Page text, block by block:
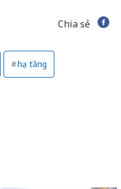
Chia sẻ
hạ tầng